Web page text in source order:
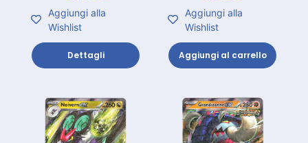
Aggiungi alla
Wishlist
Dettagli
Aggiungi alla
Wishlist
Aggiungi al carrello